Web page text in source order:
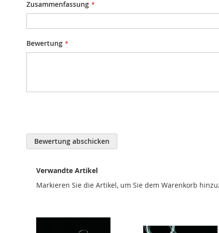
Zusammenfassung
Bewertung
Bewertung abschicken
Verwandte Artikel
Markieren Sie die Artikel, um Sie dem Warenkorb